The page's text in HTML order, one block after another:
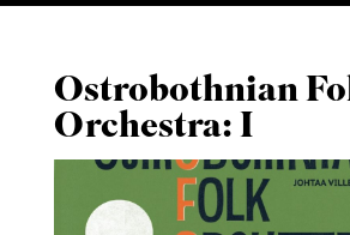
Ostrobothnian
Orchestra: I